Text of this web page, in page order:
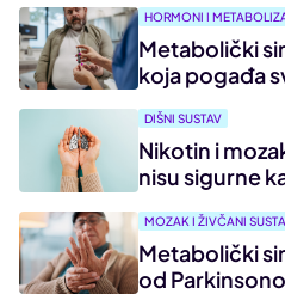
HORMONI I
Metabolički
koja pogađa
DIŠNI SUSTAV
Nikotin i
nisu sigurne
MOZAK I ŽIVČANI
Metabolički
od